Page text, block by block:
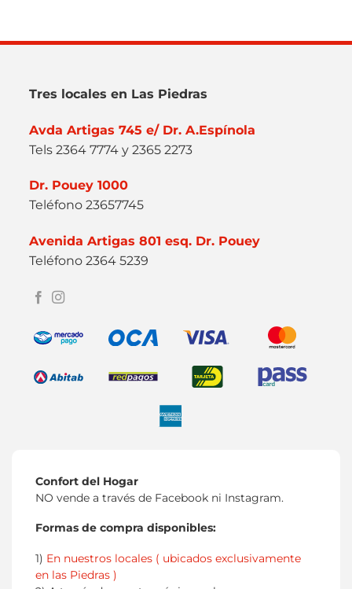
Tres locales en Las Piedras
Avda Artigas 745 e/ Dr. A.Espínola
Tels 2364 7774 y 2365 2273
Dr. Pouey 1000
Teléfono 23657745
Avenida Artigas 801 esq. Dr. Pouey
Teléfono 2364 5239
Confort del Hogar
NO vende a través de Facebook ni Instagram.
Formas de compra disponibles:
1) En nuestros locales ( ubicados exclusivamente
en las Piedras )